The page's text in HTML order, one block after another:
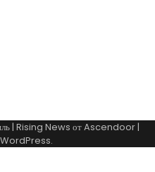
| Rising News отAscendoor|
WordPress.